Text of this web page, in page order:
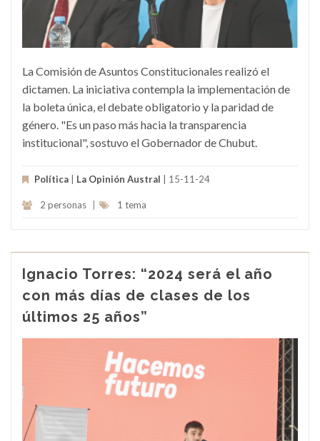
La Comisión de Asuntos Constitucionales realizó el
dictamen. La iniciativa contempla la implementación de
la boleta única, el debate obligatorio y la paridad de
género. "Es un paso más hacia la transparencia
institucional", sostuvo el Gobernador de Chubut.
Política La Opinión Austral | 15-11-24
2 personas 1 tema
Ignacio Torres: “2024 será el año
con más días de clases de los
últimos 25 años”